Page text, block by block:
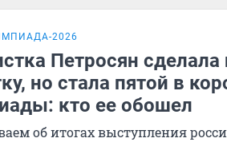
2026
Петросян
но стала пятой в
кто ее обошел
об итогах выступления